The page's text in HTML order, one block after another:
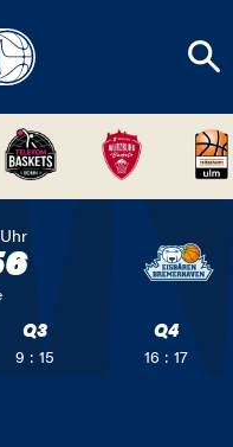
Uhr
Q3
9 : 15
Q4
16 : 17